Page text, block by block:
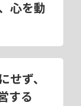
心を動
ず、
する